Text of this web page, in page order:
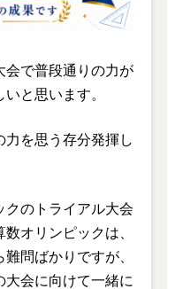
会で普段通りの力が
と思います。
力を思う存分発揮し
クのトライアル大会
オリンピックは、
問ばかりですが、
会に向けて一緒に